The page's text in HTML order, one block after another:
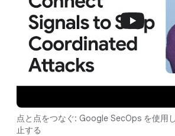
点と点をつなぐ: Google SecOps を使用
止する